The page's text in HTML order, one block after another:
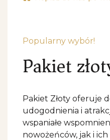
Popularny wybór!
Pakiet
Pakiet Złoty oferuje
udogodnienia i
wspaniałe
nowożeńców, jak i ich